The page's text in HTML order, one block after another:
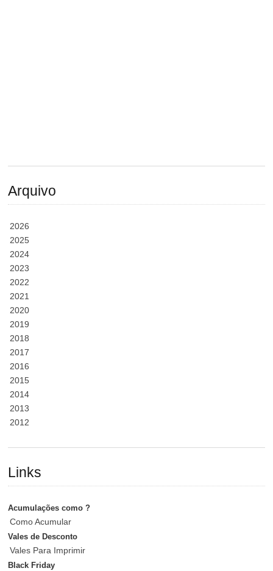
Arquivo
2026
2025
2024
2023
2022
2021
2020
2019
2018
2017
2016
2015
2014
2013
2012
Links
Acumulações como ?
Como Acumular
Vales de Desconto
Vales Para Imprimir
Black Friday